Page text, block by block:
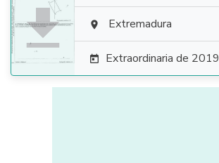
  Extremadura
 Extraordinaria de 2019